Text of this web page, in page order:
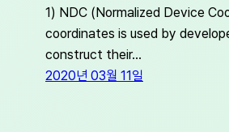
1) NDC (Normalized Device
coordinates is used by
construct their…
2020년 03월 11일